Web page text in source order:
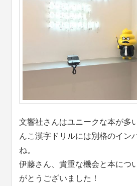
文響社さんはユニークな本が多
んこ漢字ドリルには別格のイン
ね。
伊藤さん、貴重な機会と本につ
がとうございました！